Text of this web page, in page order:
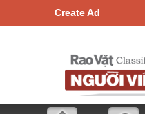
Create Ad